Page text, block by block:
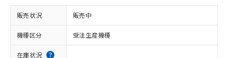
販売状況 販売中
機種区分 受注生産機種
在庫状況